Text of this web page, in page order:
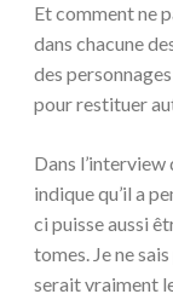
Et comment ne
dans chacune
des
pour restituer
Dans l’interview
indique qu’il a
ci puisse aussi
tomes. Je ne
serait vraiment